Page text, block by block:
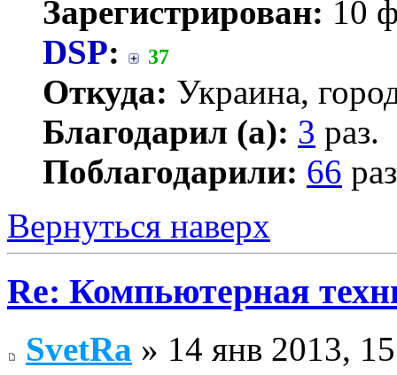
Зарегистрирован: 10
DSP: 37
Откуда: Украина,
Благодарил (а): 3 раз.
Поблагодарили: 66
Вернуться наверх
Re: Компьютерная
SvetRa » 14 янв 2013,